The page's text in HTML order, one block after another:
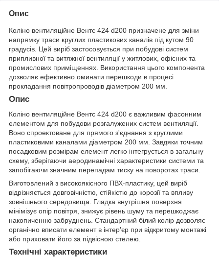
Опис
Коліно вентиляційне Вентс 424 d200 призначене для зміни
напрямку траси круглих пластикових каналів під кутом 90
градусів. Цей виріб застосовується при побудові систем
припливної та витяжної вентиляції у житлових, офісних та
промислових приміщеннях. Використання цього компонента
дозволяє ефективно оминати перешкоди в процесі
прокладання повітропроводів діаметром 200 мм.
Опис
Коліно вентиляційне Вентс 424 d200 є важливим фасонним
елементом для побудови розгалужених систем вентиляції.
Воно спроектоване для прямого з'єднання з круглими
пластиковими каналами діаметром 200 мм. Завдяки точним
посадковим розмірам елемент легко інтегрується в загальну
схему, зберігаючи аеродинамічні характеристики системи та
запобігаючи значним перепадам тиску на поворотах траси.
Виготовлений з високоякісного ПВХ-пластику, цей виріб
відрізняється довговічністю, стійкістю до корозії та впливу
зовнішнього середовища. Гладка внутрішня поверхня
мінімізує опір повітря, знижує рівень шуму та перешкоджає
накопиченню забруднень. Стандартний білий колір дозволяє
органічно вписати елемент в інтер'єр при відкритому монтажі
або приховати його за підвісною стелею.
Технічні характеристики